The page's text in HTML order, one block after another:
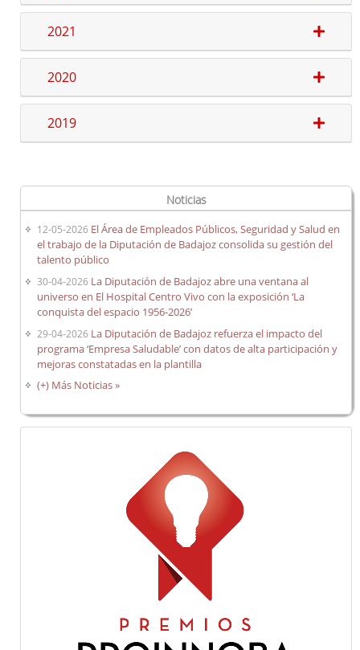
Escuela de Formación Local e Innovación
Carrera profesional horizontal
Evaluación del desempeño
Expedientes personales
Plan de pensiones
Presentación
Documentos de interés
Enlaces de interés
Normativa
Diputación Saludable
Gestión de conflictos
2021
2020
2019
Noticias
12-05-2026 El Área de Empleados Públicos, Seguridad y Salud en
el trabajo de la Diputación de Badajoz consolida su gestión del
talento público
30-04-2026 La Diputación de Badajoz abre una ventana al
universo en El Hospital Centro Vivo con la exposición ‘La
conquista del espacio 1956-2026’
29-04-2026 La Diputación de Badajoz refuerza el impacto del
programa ‘Empresa Saludable’ con datos de alta participación y
mejoras constatadas en la plantilla
(+) Más Noticias »